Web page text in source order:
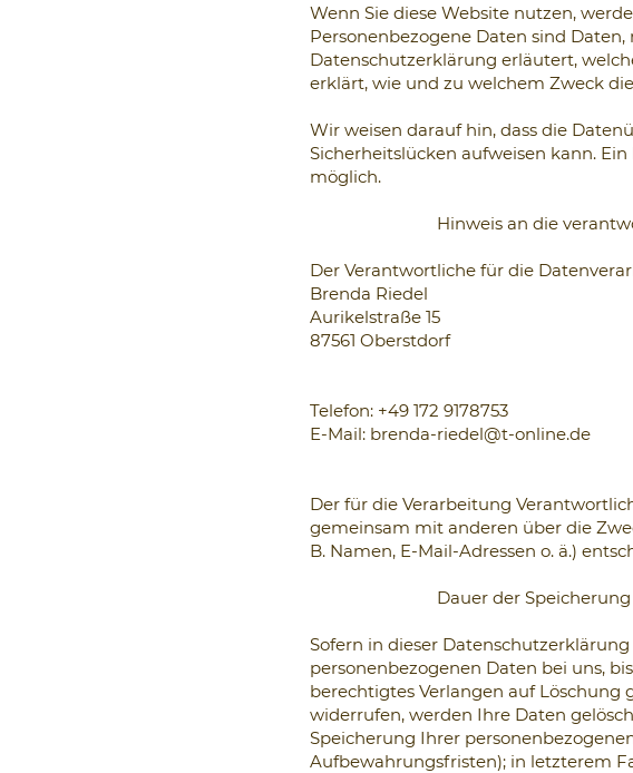
Wenn Sie diese Website nutzen,
Personenbezogene Daten sind
Datenschutzerklärung erläutert,
erklärt, wie und zu welchem Zweck
Wir weisen darauf hin, dass die
Sicherheitslücken aufweisen kann.
möglich.
Hinweis an die
Der Verantwortliche für die
Brenda Riedel
Aurikelstraße 15
87561 Oberstdorf
Telefon: +49 172 9178753
E-Mail: brenda-riedel@t-online.de
Der für die Verarbeitung
gemeinsam mit anderen über die
B. Namen, E-Mail-Adressen o. ä.)
Dauer der Speicherung
Sofern in dieser
personenbezogenen Daten bei uns,
berechtigtes Verlangen auf
widerrufen, werden Ihre Daten
Speicherung Ihrer
Aufbewahrungsfristen); in letzterem